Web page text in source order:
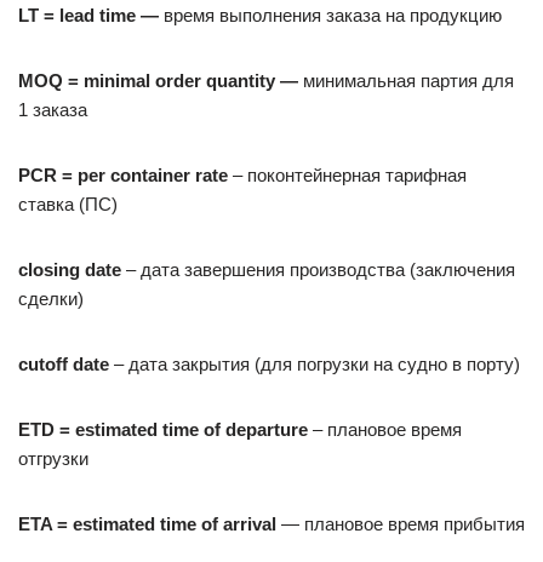
LT = lead time — время выполнения заказа на продукцию
MOQ = minimal order quantity — минимальная партия для
1 заказа
PCR = per container rate – поконтейнерная тарифная
ставка (ПС)
closing date – дата завершения производства (заключения
сделки)
cutoff date – дата закрытия (для погрузки на судно в порту)
ETD = estimated time of departure – плановое время
отгрузки
ETA = estimated time of arrival — плановое время прибытия